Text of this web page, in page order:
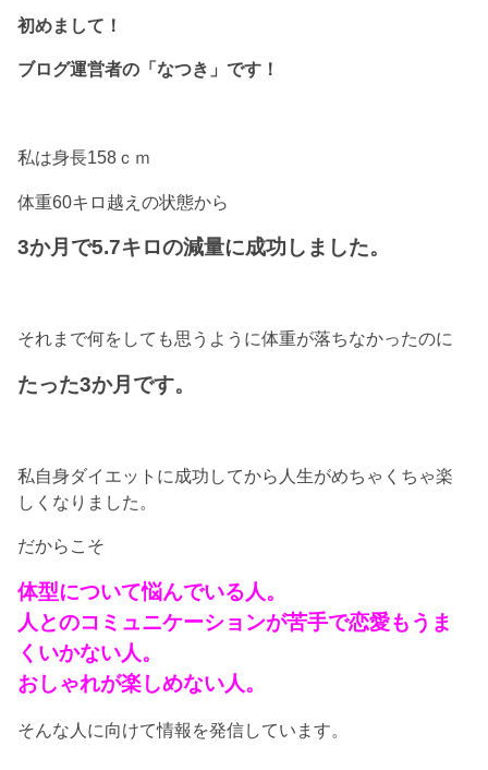
初めまして！
ブログ運営者の「なつき」です！
私は身長158ｃｍ
体重60キロ越えの状態から
3か月で5.7キロの減量に成功しました。
それまで何をしても思うように体重が落ちなかったのに
たった3か月です。
私自身ダイエットに成功してから人生がめちゃくちゃ楽
しくなりました。
だからこそ
体型について悩んでいる人。
人とのコミュニケーションが苦手で恋愛もうま
くいかない人。
おしゃれが楽しめない人。
そんな人に向けて情報を発信しています。